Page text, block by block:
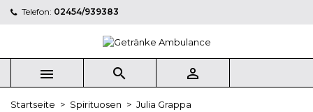
Telefon: 02454/939383
  
Startseite Spirituosen Julia Grappa
My wishlists ×
add_circle_outline
((title)) ×
((label))
Anmelden ×
Sie müssen angemeldet sein, um Artikel Ihrer
Wunschliste hinzufügen zu können.